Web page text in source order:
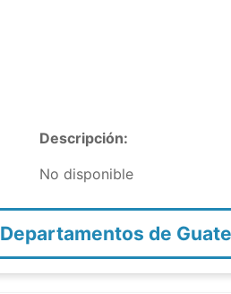
Descripción:
No disponible
Departamentos de